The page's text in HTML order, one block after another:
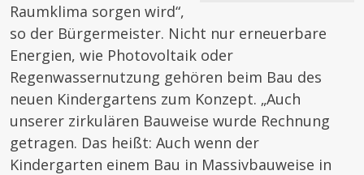
Raumklima sorgen wird“,
so der Bürgermeister. Nicht nur erneuerbare
Energien, wie Photovoltaik oder
Regenwassernutzung gehören beim Bau des
neuen Kindergartens zum Konzept. „Auch
unserer zirkulären Bauweise wurde Rechnung
getragen. Das heißt: Auch wenn der
Kindergarten einem Bau in Massivbauweise in